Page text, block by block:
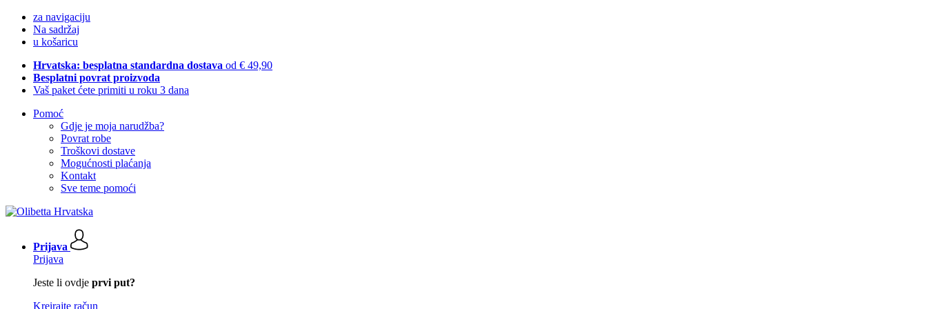
za navigaciju
Na sadržaj
u košaricu
Hrvatska: besplatna standardna dostava od € 49,90
Besplatni povrat proizvoda
Vaš paket ćete primiti u roku 3 dana
Pomoć
Gdje je moja narudžba?
Povrat robe
Troškovi dostave
Mogućnosti plaćanja
Kontakt
Sve teme pomoći
Prijava
Prijava
Jeste li ovdje prvi put?
Kreirajte račun